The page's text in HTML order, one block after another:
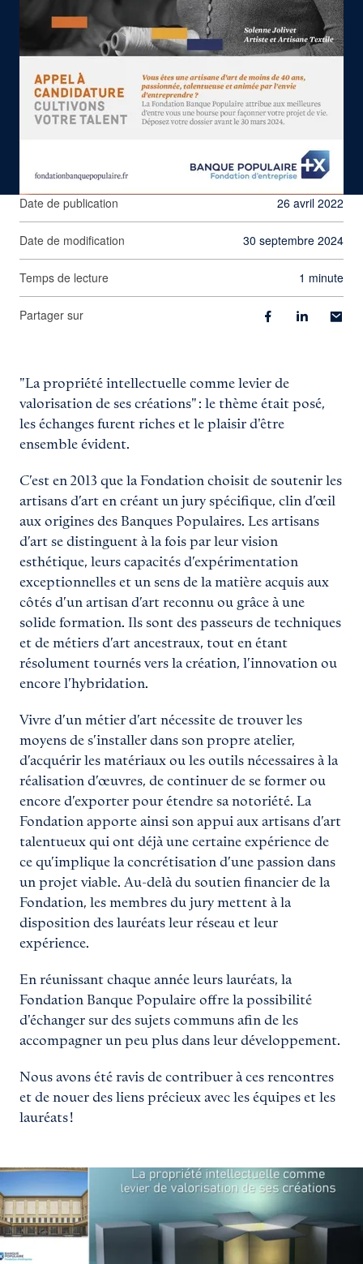
Date de publication 26 avril 2022
Date de modification 30 septembre 2024
Temps de lecture 1 minute
Partager sur
"La propriété intellectuelle comme levier de
valorisation de ses créations" : le thème était posé,
les échanges furent riches et le plaisir d'être
ensemble évident.
C’est en 2013 que la Fondation choisit de soutenir les
artisans d’art en créant un jury spécifique, clin d’œil
aux origines des Banques Populaires. Les artisans
d’art se distinguent à la fois par leur vision
esthétique, leurs capacités d’expérimentation
exceptionnelles et un sens de la matière acquis aux
côtés d’un artisan d’art reconnu ou grâce à une
solide formation. Ils sont des passeurs de techniques
et de métiers d’art ancestraux, tout en étant
résolument tournés vers la création, l’innovation ou
encore l’hybridation.
Vivre d’un métier d’art nécessite de trouver les
moyens de s’installer dans son propre atelier,
d’acquérir les matériaux ou les outils nécessaires à la
réalisation d’œuvres, de continuer de se former ou
encore d’exporter pour étendre sa notoriété. La
Fondation apporte ainsi son appui aux artisans d’art
talentueux qui ont déjà une certaine expérience de
ce qu’implique la concrétisation d’une passion dans
un projet viable. Au-delà du soutien financier de la
Fondation, les membres du jury mettent à la
disposition des lauréats leur réseau et leur
expérience.
En réunissant chaque année leurs lauréats, la
Fondation Banque Populaire offre la possibilité
d'échanger sur des sujets communs afin de les
accompagner un peu plus dans leur développement.
Nous avons été ravis de contribuer à ces rencontres
et de nouer des liens précieux avec les équipes et les
lauréats !
Agrandir